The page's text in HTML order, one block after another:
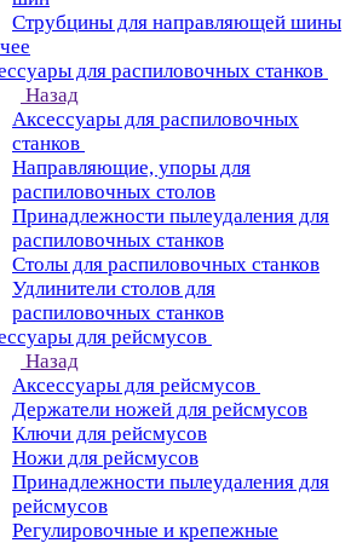
Струбцины для направляющей шины
для распиловочных станков
Назад
Аксессуары для распиловочных
станков
Направляющие, упоры для
распиловочных столов
Принадлежности пылеудаления для
распиловочных станков
Столы для распиловочных станков
Удлинители столов для
распиловочных станков
для рейсмусов
Назад
Аксессуары для рейсмусов
Держатели ножей для рейсмусов
Ключи для рейсмусов
Ножи для рейсмусов
Принадлежности пылеудаления для
рейсмусов
Регулировочные и крепежные